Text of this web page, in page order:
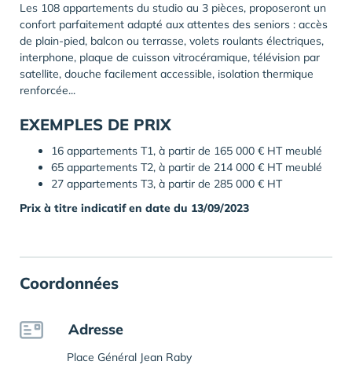
Les 108 appartements du studio au 3 pièces, proposeront un
confort parfaitement adapté aux attentes des seniors : accès
de plain-pied, balcon ou terrasse, volets roulants électriques,
interphone, plaque de cuisson vitrocéramique, télévision par
satellite, douche facilement accessible, isolation thermique
renforcée...
EXEMPLES DE PRIX
16 appartements T1, à partir de 165 000 € HT meublé
65 appartements T2, à partir de 214 000 € HT meublé
27 appartements T3, à partir de 285 000 € HT
Prix à titre indicatif en date du 13/09/2023
Coordonnées
Adresse
Place Général Jean Raby